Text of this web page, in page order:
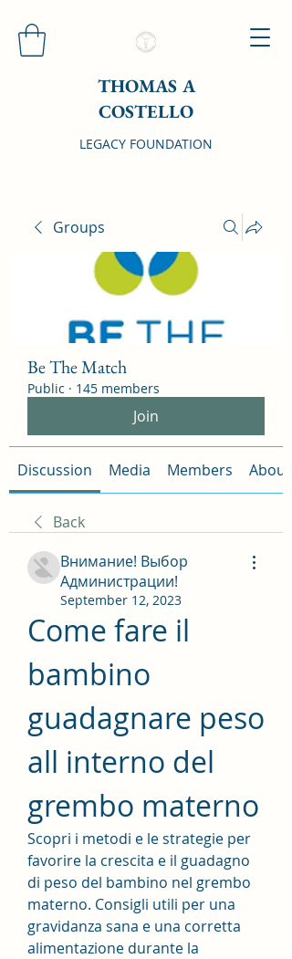
THOMAS A
COSTELLO
LEGACY FOUNDATION
Groups
Be The Match
Public · 145 members
Join
Discussion Media Members About
Back
Внимание! Выбор
Администрации!
September 12, 2023
Come fare il
bambino
guadagnare peso
all interno del
grembo materno
Scopri i metodi e le strategie per
favorire la crescita e il guadagno
di peso del bambino nel grembo
materno. Consigli utili per una
gravidanza sana e una corretta
alimentazione durante la